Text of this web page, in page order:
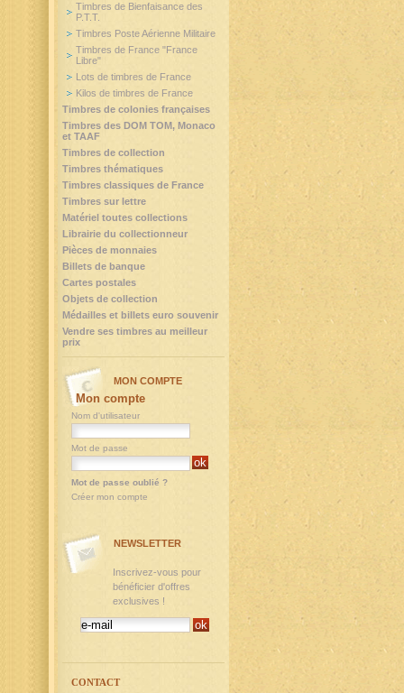
Timbres de Bienfaisance des
P.T.T.
Timbres Poste Aérienne Militaire
Timbres de France "France
Libre"
Lots de timbres de France
Kilos de timbres de France
Timbres de colonies françaises
Timbres des DOM TOM, Monaco
et TAAF
Timbres de collection
Timbres thématiques
Timbres classiques de France
Timbres sur lettre
Matériel toutes collections
Librairie du collectionneur
Pièces de monnaies
Billets de banque
Cartes postales
Objets de collection
Médailles et billets euro souvenir
Vendre ses timbres au meilleur
prix
MON COMPTE
Mon compte
Nom d'utilisateur
Mot de passe
Mot de passe oublié ?
Créer mon compte
NEWSLETTER
Inscrivez-vous pour
bénéficier d'offres
exclusives !
CONTACT